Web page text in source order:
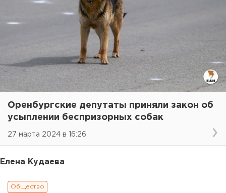
Оренбургские депутаты приняли закон об
усыплении беспризорных собак
27 марта 2024 в 16:26
Елена Кудаева
Общество